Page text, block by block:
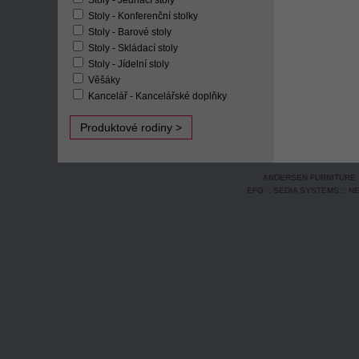
Stoly - Konferenční stolky
Stoly - Barové stoly
Stoly - Skládací stoly
Stoly - Jídelní stoly
Věšáky
Kancelář - Kancelářské doplňky
Produktové rodiny >
ANDERSEN FURNITURE
EFG :: SEDIA SYSTEMS ::